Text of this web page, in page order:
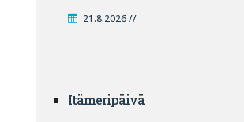
21.8.2026 //
Itämeripäivä